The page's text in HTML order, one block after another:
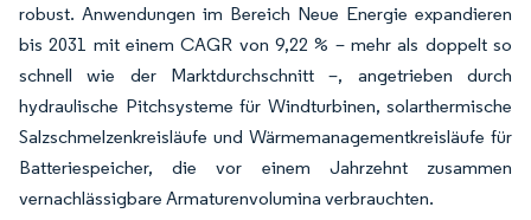
robust. Anwendungen im Bereich Neue Energie expandieren
bis 2031 mit einem CAGR von 9,22 % – mehr als doppelt so
schnell wie der Marktdurchschnitt –, angetrieben durch
hydraulische Pitchsysteme für Windturbinen, solarthermische
Salzschmelzenkreisläufe und Wärmemanagementkreisläufe für
Batteriespeicher, die vor einem Jahrzehnt zusammen
vernachlässigbare Armaturenvolumina verbrauchten.